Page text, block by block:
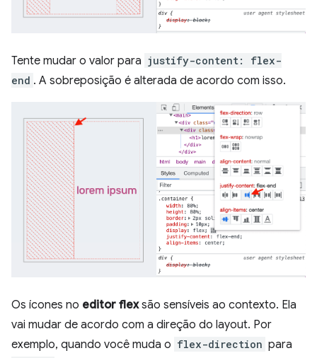
Tente mudar o valor para justify-content: flex-
end . A sobreposição é alterada de acordo com isso.
Os ícones no editor flexsão sensíveis ao contexto. Ela
vai mudar de acordo com a direção do layout. Por
exemplo, quando você muda o flex-direction para